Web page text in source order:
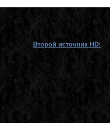
Второй источник HD: